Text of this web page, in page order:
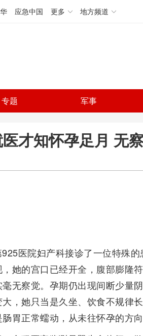
应急中国 更多 地方频道
专题 军事
才知怀孕足月 无
医院妇产科接诊了一位特殊
她的宫口已经开全，腹部膨隆
无察觉。孕期仍出现间断少量
，她只当是久坐、饮食不规律
胃正常蠕动，从未往怀孕的方向